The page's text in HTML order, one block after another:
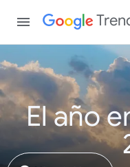
El año